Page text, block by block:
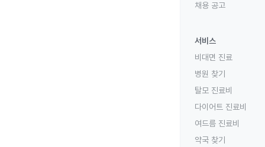
채용 공고
서비스
비대면 진료
병원 찾기
탈모 진료비
다이어트 진료비
여드름 진료비
약국 찾기